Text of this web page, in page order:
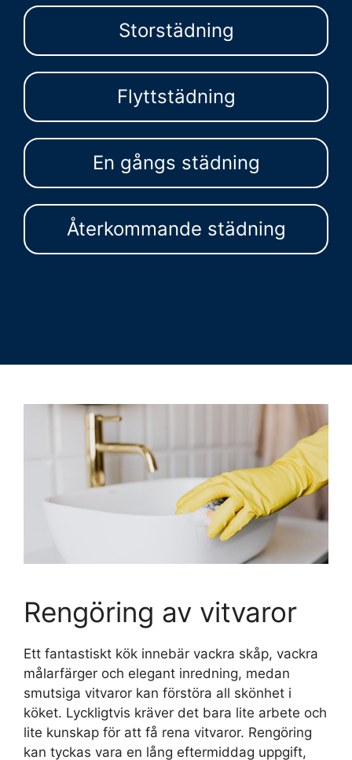
Storstädning
Flyttstädning
En gångs städning
Återkommande städning
Rengöring av vitvaror
Ett fantastiskt kök innebär vackra skåp, vackra
målarfärger och elegant inredning, medan
smutsiga vitvaror kan förstöra all skönhet i
köket. Lyckligtvis kräver det bara lite arbete och
lite kunskap för att få rena vitvaror. Rengöring
kan tyckas vara en lång eftermiddag uppgift,